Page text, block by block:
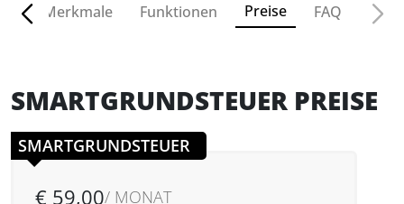
Merkmale Funktionen Preise FAQ
SMARTGRUNDSTEUER PREISE
SMARTGRUNDSTEUER
€ 59,00/ MONAT